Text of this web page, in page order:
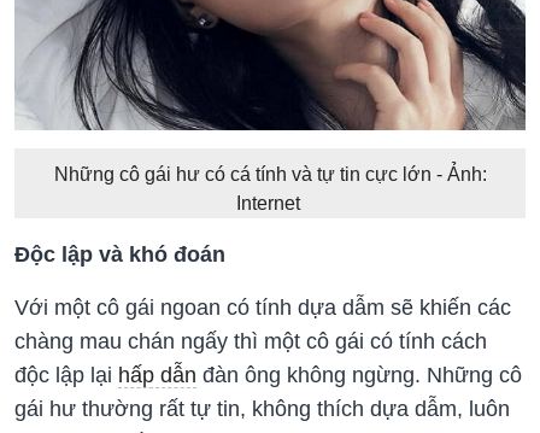
Những cô gái hư có cá tính và tự tin cực lớn - Ảnh:
Internet
Độc lập và khó đoán
Với một cô gái ngoan có tính dựa dẫm sẽ khiến các
chàng mau chán ngấy thì một cô gái có tính cách
độc lập lại hấp dẫn đàn ông không ngừng. Những cô
gái hư thường rất tự tin, không thích dựa dẫm, luôn